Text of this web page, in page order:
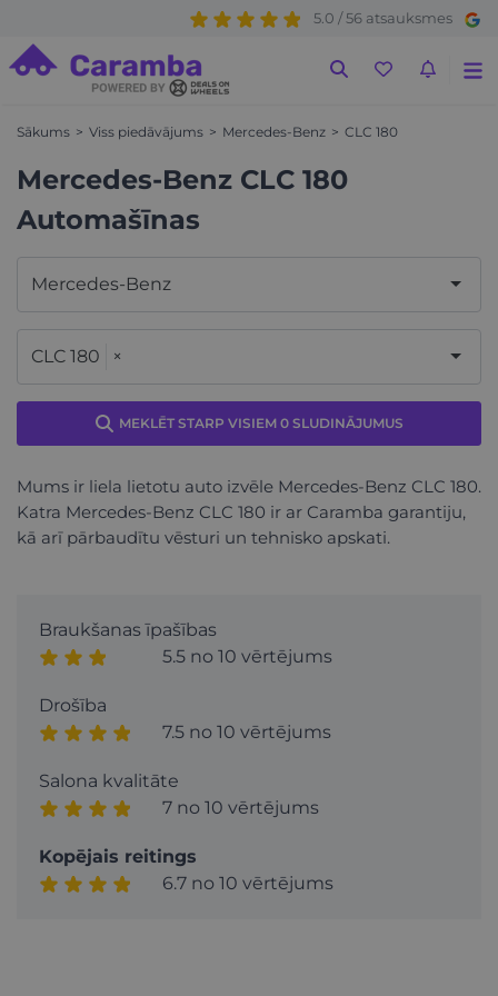
5.0 / 56 atsauksmes
Sākums Viss piedāvājums Mercedes-Benz CLC 180
Mercedes-Benz CLC 180
Automašīnas
Mercedes-Benz
CLC 180 ×
MEKLĒT STARP VISIEM 0 SLUDINĀJUMUS
Mums ir liela lietotu auto izvēle Mercedes-Benz CLC 180.
Katra Mercedes-Benz CLC 180 ir ar Caramba garantiju,
kā arī pārbaudītu vēsturi un tehnisko apskati.
Braukšanas īpašības
5.5 no 10 vērtējums
Drošība
7.5 no 10 vērtējums
Salona kvalitāte
7 no 10 vērtējums
Kopējais reitings
6.7 no 10 vērtējums